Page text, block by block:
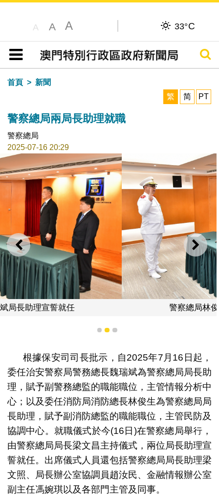
A A A 33°C
目錄
搜尋
首頁
新聞
繁
简 PT
警察總局兩局長助理就職
警察總局
2025-07-16 20:29
上一則 下一
警察總局林俊生局長助理宣誓就任
1 2 3
根據保安司司長批示，自2025年7月16日起，
委任治安警察局警務總長魏瑞斌為警察總局局長助
理，賦予副警務總監的職能職位，主管情報分析中
心；以及委任消防局消防總長林俊生為警察總局局
長助理，賦予副消防總監的職能職位，主管民防及
協調中心。就職儀式於今(16日)在警察總局舉行，
由警察總局局長梁文昌主持儀式，兩位局長助理宣
誓就任。出席儀式人員還包括警察總局局長助理梁
文照、局長辦公室協調員趙汝民、金融情報辦公室
副主任馮婉琪以及各部門主管及同事。